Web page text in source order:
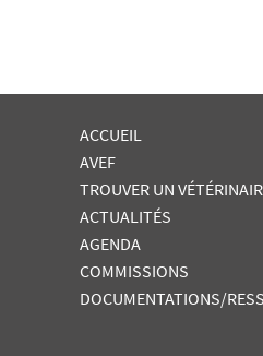
ACCUEIL
AVEF
TROUVER UN
ACTUALITÉS
AGENDA
COMMISSIONS
DOCUMENTATIONS/